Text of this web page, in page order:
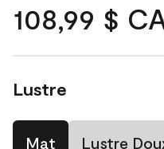
108,99 $
Lustre
Mat Lustre